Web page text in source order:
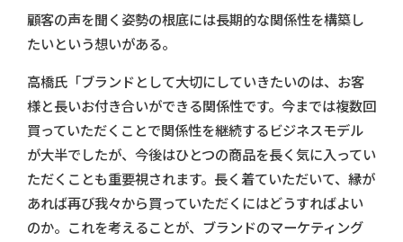
顧客の声を聞く姿勢の根底には長期的な関係性を構築し
たいという想いがある。
高橋氏「ブランドとして大切にしていきたいのは、お客
様と長いお付き合いができる関係性です。今までは複数回
買っていただくことで関係性を継続するビジネスモデル
が大半でしたが、今後はひとつの商品を長く気に入ってい
ただくことも重要視されます。長く着ていただいて、縁が
あれば再び我々から買っていただくにはどうすればよい
のか。これを考えることが、ブランドのマーケティング